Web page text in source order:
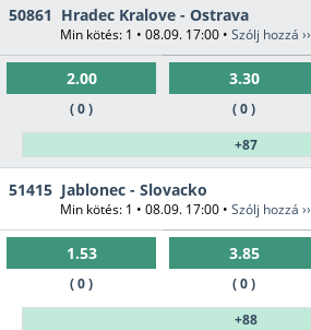
50861 Hradec Kralove - Ostrava
Min kötés: 1 • 08.09. 17:00 • Szólj hozzá ››
2.00
( 0 )
3.30
( 0 )
+87
51415 Jablonec - Slovacko
Min kötés: 1 • 08.09. 17:00 • Szólj hozzá ››
1.53
( 0 )
3.85
( 0 )
+88